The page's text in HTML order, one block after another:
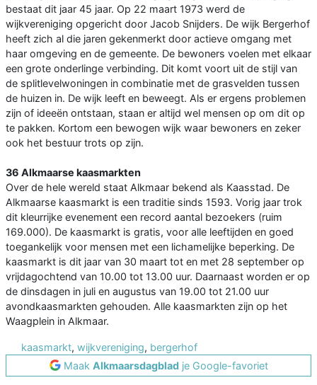
bestaat dit jaar 45 jaar. Op 22 maart 1973 werd de
wijkvereniging opgericht door Jacob Snijders. De wijk Bergerhof
heeft zich al die jaren gekenmerkt door actieve omgang met
haar omgeving en de gemeente. De bewoners voelen met elkaar
een grote onderlinge verbinding. Dit komt voort uit de stijl van
de splitlevelwoningen in combinatie met de grasvelden tussen
de huizen in. De wijk leeft en beweegt. Als er ergens problemen
zijn of ideeën ontstaan, staan er altijd wel mensen op om dit op
te pakken. Kortom een bewogen wijk waar bewoners en zeker
ook het bestuur trots op zijn.
36 Alkmaarse kaasmarkten
Over de hele wereld staat Alkmaar bekend als Kaasstad. De
Alkmaarse kaasmarkt is een traditie sinds 1593. Vorig jaar trok
dit kleurrijke evenement een record aantal bezoekers (ruim
169.000). De kaasmarkt is gratis, voor alle leeftijden en goed
toegankelijk voor mensen met een lichamelijke beperking. De
kaasmarkt is dit jaar van 30 maart tot en met 28 september op
vrijdagochtend van 10.00 tot 13.00 uur. Daarnaast worden er op
de dinsdagen in juli en augustus van 19.00 tot 21.00 uur
avondkaasmarkten gehouden. Alle kaasmarkten zijn op het
Waagplein in Alkmaar.
kaasmarkt, wijkvereniging, bergerhof
Maak Alkmaarsdagbladje Google-favoriet